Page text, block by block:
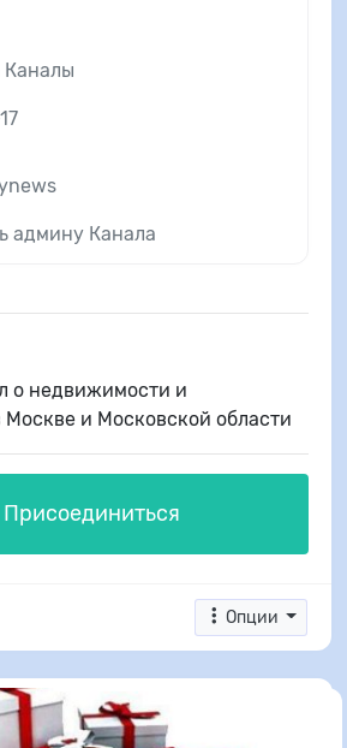
Каналы
админу Канала
о недвижимости и
Москве и Московской области
Присоединиться
Опции